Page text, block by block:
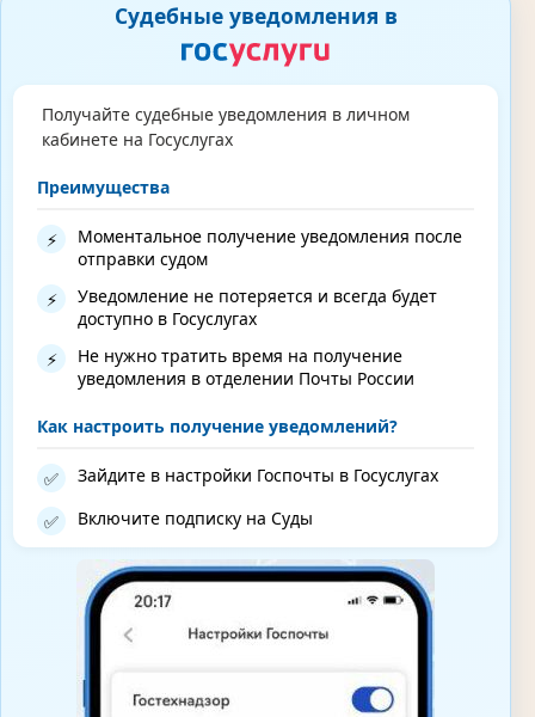
Судебные уведомления в
Получайте судебные уведомления в личном
кабинете на Госуслугах
Преимущества
⚡
Моментальное получение уведомления после
отправки судом
⚡
Уведомление не потеряется и всегда будет
доступно в Госуслугах
⚡
Не нужно тратить время на получение
уведомления в отделении Почты России
Как настроить получение уведомлений?
✅ Зайдите в настройки Госпочты в Госуслугах
✅ Включите подписку на Суды